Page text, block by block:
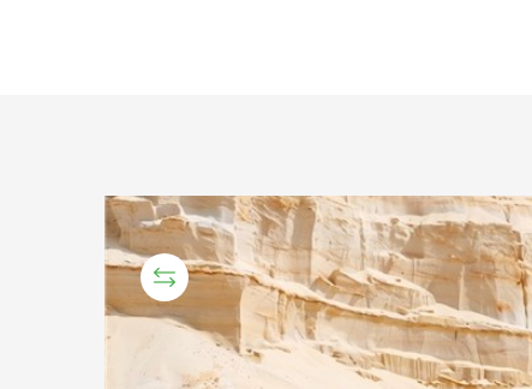
СРАВНИТЕЛЬНЫЙ ТЕСТ